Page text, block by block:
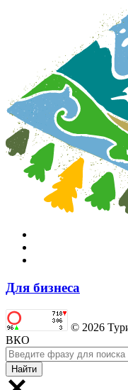
Для бизнеса
© 2026
ВКО
Найти